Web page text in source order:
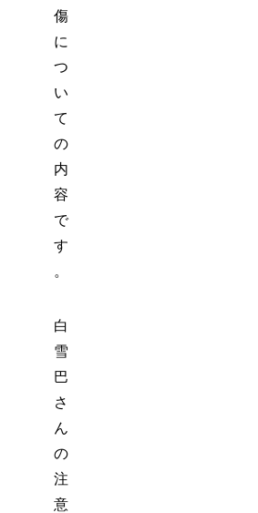
傷
に
つ
い
て
の
内
容
で
す
。
白
雪
巴
さ
ん
の
注
意